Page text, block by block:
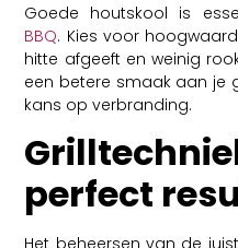
Goede houtskool is
BBQ. Kies voor
hitte afgeeft en weinig
een betere smaak aan je
kans op verbranding.
perfect